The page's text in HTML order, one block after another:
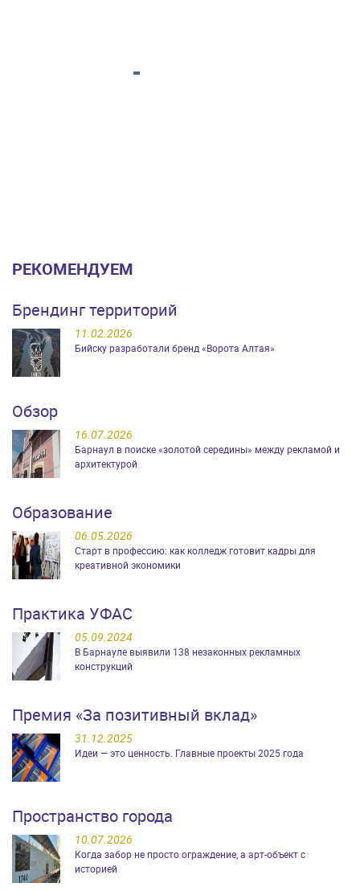
РЕКОМЕНДУЕМ
Брендинг территорий
11.02.2026
Бийску разработали бренд «Ворота Алтая»
Обзор
16.07.2026
Барнаул в поиске «золотой середины» между рекламой и
архитектурой
Образование
06.05.2026
Старт в профессию: как колледж готовит кадры для
креативной экономики
Практика УФАС
05.09.2024
В Барнауле выявили 138 незаконных рекламных
конструкций
Премия «За позитивный вклад»
31.12.2025
Идеи — это ценность. Главные проекты 2025 года
Пространство города
10.07.2026
Когда забор не просто ограждение, а арт-объект с
историей